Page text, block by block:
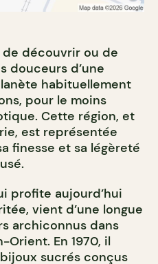
découvrir ou de
douceurs d’une
habituellement
pour le moins
Cette région, et
est représentée
finesse et sa légèreté
profite aujourd’hui
vient d’une longue
archiconnus dans
Orient. En 1970, il
sucrés conçus